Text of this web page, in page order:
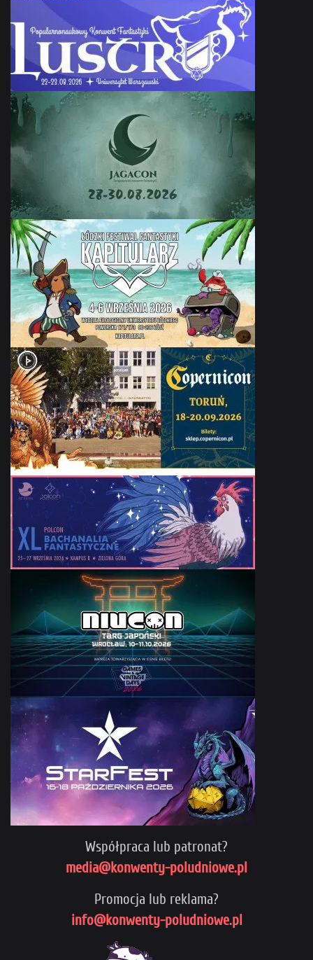
Współpraca lub patronat?
media@konwenty-poludniowe.pl
Promocja lub reklama?
info@konwenty-poludniowe.pl